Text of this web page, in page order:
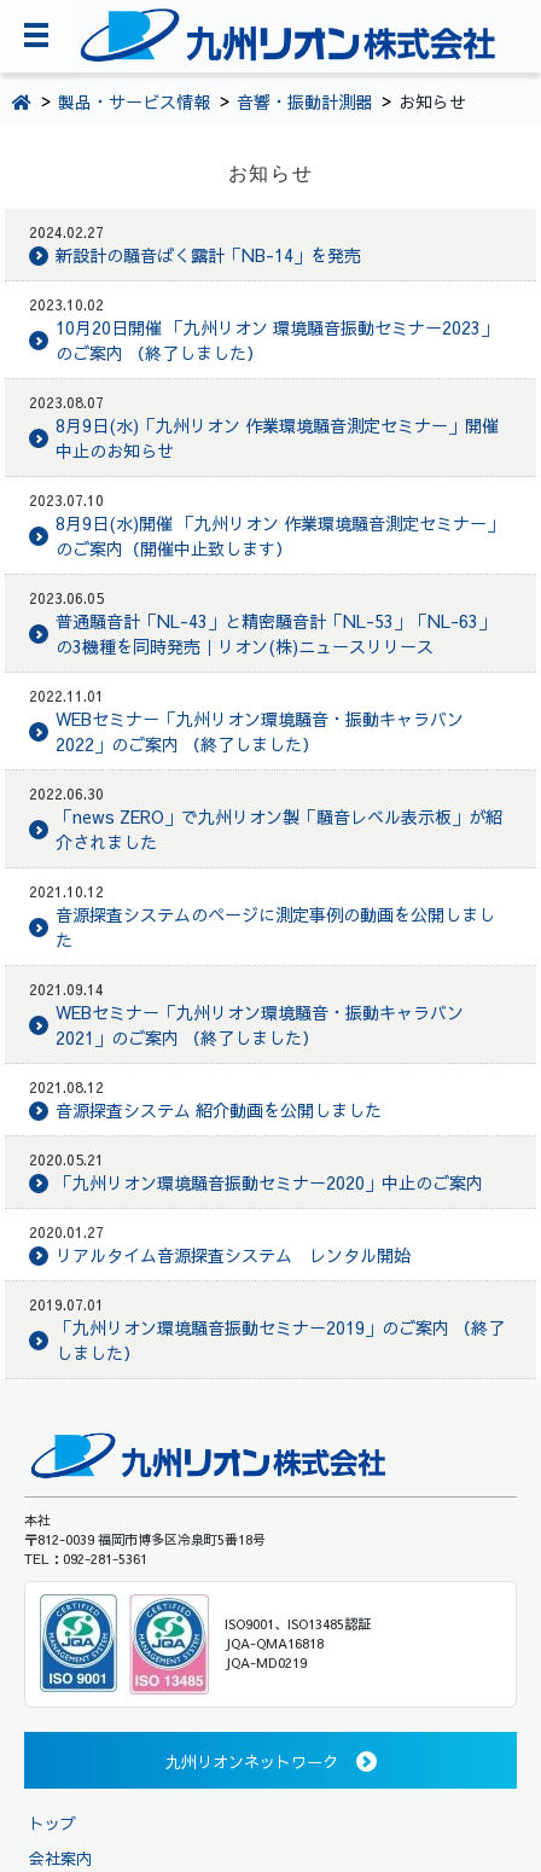
TOPページ
製品・サービス情報
お問い合わせ
製品・サービス情報 音響・振動計測器 お知らせ
お知らせ
2024.02.27
新設計の騒音ばく露計「NB-14」を発売
2023.10.02
10月20日開催 「九州リオン 環境騒音振動セミナー2023」
のご案内 （終了しました）
2023.08.07
8月9日(水)「九州リオン 作業環境騒音測定セミナー」開催
中止のお知らせ
2023.07.10
8月9日(水)開催 「九州リオン 作業環境騒音測定セミナー」
のご案内（開催中止致します）
2023.06.05
普通騒音計「NL-43」と精密騒音計「NL-53」「NL-63」
の3機種を同時発売｜リオン(株)ニュースリリース
2022.11.01
WEBセミナー「九州リオン環境騒音・振動キャラバン
2022」のご案内 （終了しました）
2022.06.30
「news ZERO」で九州リオン製「騒音レベル表示板」が紹
介されました
2021.10.12
音源探査システムのページに測定事例の動画を公開しまし
た
2021.09.14
WEBセミナー「九州リオン環境騒音・振動キャラバン
2021」のご案内 （終了しました）
2021.08.12
音源探査システム 紹介動画を公開しました
2020.05.21
「九州リオン環境騒音振動セミナー2020」中止のご案内
2020.01.27
リアルタイム音源探査システム レンタル開始
2019.07.01
「九州リオン環境騒音振動セミナー2019」のご案内 （終了
しました）
本社
〒812-0039 福岡市博多区冷泉町5番18号
TEL：092-281-5361
ISO9001、ISO13485認証
JQA-QMA16818
JQA-MD0219
九州リオンネットワーク
トップ
会社案内